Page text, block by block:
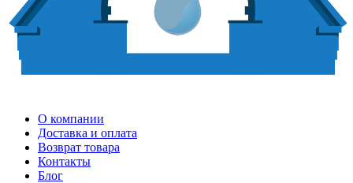
О компании
Доставка и оплата
Возврат товара
Контакты
Блог